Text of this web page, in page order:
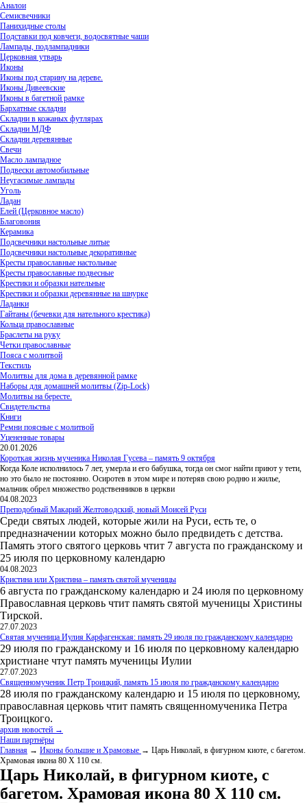
Аналои
Семисвечники
Панихидные столы
Подставки под ковчеги, водосвятные чаши
Лампады, подлампадники
Церковная утварь
Иконы
Иконы под старину на дереве.
Иконы Дивеевские
Иконы в багетной рамке
Бархатные складни
Складни в кожаных футлярах
Складни МДФ
Складни деревянные
Свечи
Масло лампадное
Подвески автомобильные
Неугасимые лампады
Уголь
Ладан
Елей (Церковное масло)
Благовония
Керамика
Подсвечники настольные литые
Подсвечники настольные декоративные
Кресты православные настольные
Кресты православные подвесные
Крестики и образки нательные
Крестики и образки деревянные на шнурке
Ладанки
Гайтаны (бечевки для нательного крестика)
Кольца православные
Браслеты на руку
Четки православные
Пояса с молитвой
Текстиль
Молитвы для дома в деревянной рамке
Наборы для домашней молитвы (Zip-Lock)
Молитвы на бересте.
Свидетельства
Книги
Ремни поясные с молитвой
Уцененные товары
20.01.2026
Короткая жизнь мученика Николая Гусева – память 9 октября
Когда Коле исполнилось 7 лет, умерла и его бабушка, тогда он смог найти приют у тети,
но это было не постоянно. Осиротев в этом мире и потеряв свою родню и жилье,
мальчик обрел множество родственников в церкви
04.08.2023
Преподобный Макарий Желтоводский, новый Моисей Руси
Среди святых людей, которые жили на Руси, есть те, о
предназначении которых можно было предвидеть с детства.
Память этого святого церковь чтит 7 августа по гражданскому и
25 июля по церковному календарю
04.08.2023
Кристина или Христина – память святой мученицы
6 августа по гражданскому календарю и 24 июля по церковному
Православная церковь чтит память святой мученицы Христины
Тирской.
27.07.2023
Святая мученица Иулия Карфагенская: память 29 июля по гражданскому календарю
29 июля по гражданскому и 16 июля по церковному календарю
христиане чтут память мученицы Иулии
27.07.2023
Священномученик Петр Троицкий, память 15 июля по гражданскому календарю
28 июля по гражданскому календарю и 15 июля по церковному,
православная церковь чтит память священномученика Петра
Троицкого.
архив новостей →
Наши партнёры
Главная → Иконы большие и Храмовые → Царь Николай, в фигурном киоте, с багетом.
Храмовая икона 80 Х 110 см.
Царь Николай, в фигурном киоте, с
багетом. Храмовая икона 80 Х 110 см.